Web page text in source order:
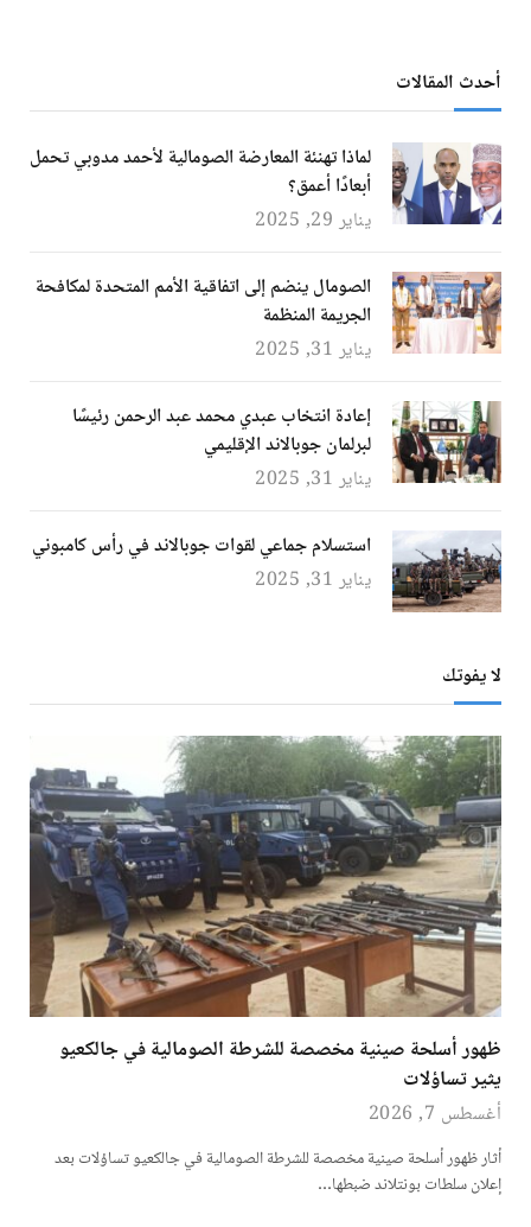
أحدث المقالات
لماذا تهنئة المعارضة الصومالية لأحمد مدوبي تحمل
أبعادًا أعمق؟
يناير 29, 2025
الصومال ينضم إلى اتفاقية الأمم المتحدة لمكافحة
الجريمة المنظمة
يناير 31, 2025
إعادة انتخاب عبدي محمد عبد الرحمن رئيسًا
لبرلمان جوبالاند الإقليمي
يناير 31, 2025
استسلام جماعي لقوات جوبالاند في رأس كامبوني
يناير 31, 2025
لا يفوتك
ظهور أسلحة صينية مخصصة للشرطة الصومالية في جالكعيو
يثير تساؤلات
أغسطس 7, 2026
أثار ظهور أسلحة صينية مخصصة للشرطة الصومالية في جالكعيو تساؤلات بعد
إعلان سلطات بونتلاند ضبطها…